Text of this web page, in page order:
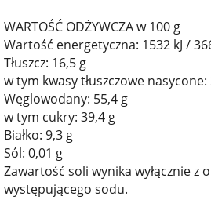
WARTOŚĆ ODŻYWCZA w 100 g
Wartość energetyczna: 1532 kJ /
Tłuszcz: 16,5 g
w tym kwasy tłuszczowe nasycone:
Węglowodany: 55,4 g
w tym cukry: 39,4 g
Białko: 9,3 g
Sól: 0,01 g
Zawartość soli wynika wyłącznie z
występującego sodu.